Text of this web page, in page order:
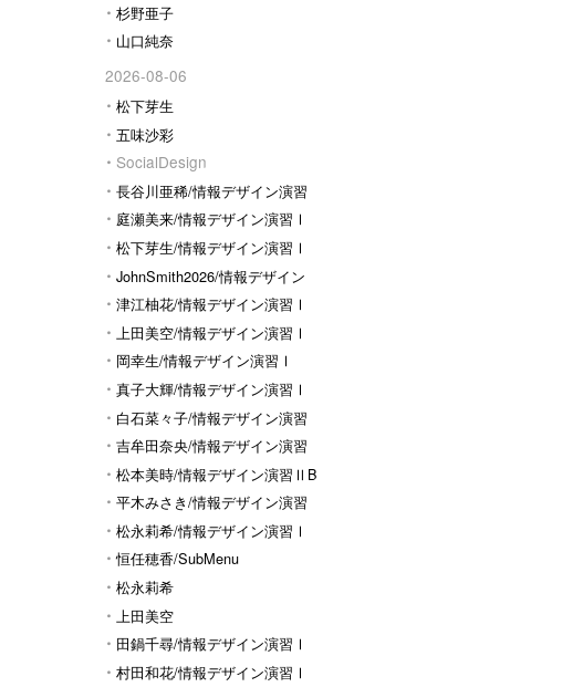
杉野亜子
山口純奈
2026-08-06
松下芽生
五味沙彩
SocialDesign
長谷川亜稀/情報デザイン演習
Ⅰ 庭瀬美来/情報デザイン演習Ⅰ
松下芽生/情報デザイン演習Ⅰ
JohnSmith2026/情報デザイン
演習I
津江柚花/情報デザイン演習Ⅰ
上田美空/情報デザイン演習Ⅰ
岡幸生/情報デザイン演習Ⅰ
真子大輝/情報デザイン演習Ⅰ
白石菜々子/情報デザイン演習
Ⅰ 吉牟田奈央/情報デザイン演習
Ⅰ 松本美時/情報デザイン演習ⅡB
平木みさき/情報デザイン演習
Ⅰ 松永莉希/情報デザイン演習Ⅰ
恒任穂香/SubMenu
松永莉希
上田美空
田鍋千尋/情報デザイン演習Ⅰ
村田和花/情報デザイン演習Ⅰ